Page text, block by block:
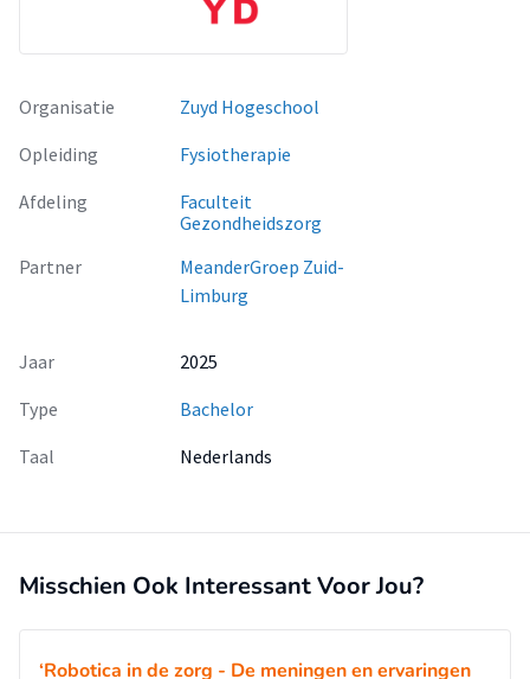
Organisatie
Zuyd Hogeschool
Opleiding
Fysiotherapie
Afdeling
Faculteit
Gezondheidszorg
Partner
MeanderGroep Zuid-
Limburg
Jaar
2025
Type
Bachelor
Taal
Nederlands
Misschien Ook Interessant Voor Jou?
‘Robotica in de zorg - De meningen en ervaringen